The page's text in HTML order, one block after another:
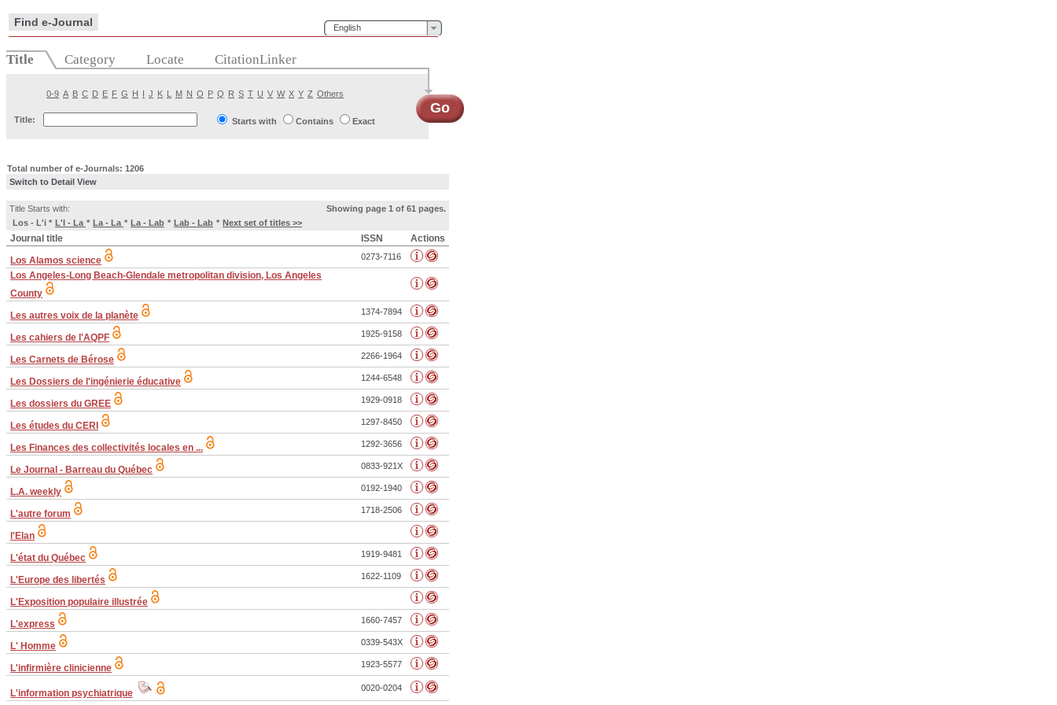
Find e-Journal English
Title Category Locate CitationLinker
0-9 A B C D E F G H I J K L M N O P Q R S T U V W X Y Z Others
Title: Starts with Contains Exact
Go
Total number of e-Journals: 1206
Switch to Detail View
Title Starts with:
Showing page 1 of 61 pages.
Los - L'i * L'I - La * La - La * La - Lab * Lab - Lab * Next set of titles >>
Journal title ISSN
Actions
Los Alamos science
0273-7116
Los Angeles-Long Beach-Glendale metropolitan division, Los Angeles
County
Les autres voix de la planète
1374-7894
Les cahiers de l'AQPF 1925-9158
Les Carnets de Bérose 2266-1964
Les Dossiers de l'ingénierie éducative 1244-6548
Les dossiers du GREE 1929-0918
Les études du CERI 1297-8450
Les Finances des collectivités locales en ... 1292-3656
Le Journal - Barreau du Québec 0833-921X
L.A. weekly 0192-1940
L'autre forum 1718-2506
l'Elan
L'état du Québec
1919-9481
L'Europe des libertés 1622-1109
L'Exposition populaire illustrée
L'express
1660-7457
L' Homme 0339-543X
L'infirmière clinicienne 1923-5577
L'information psychiatrique 0020-0204